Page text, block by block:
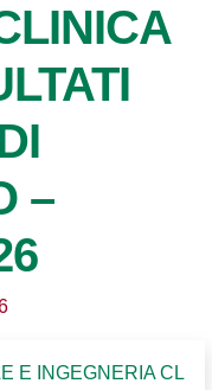
–
E INGEGNERIA CL